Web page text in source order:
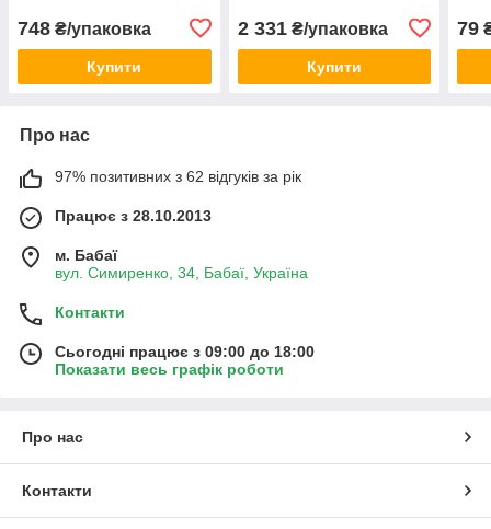
748 ₴/упаковка
Купити
2 331₴/упаковка
Купити
79
Про нас
97% позитивних з 62 відгуків за рік
Працює з 28.10.2013
м. Бабаї
вул. Симиренко, 34, Бабаї, Україна
Контакти
Сьогодні працює з 09:00 до 18:00
Показати весь графік роботи
Про нас
Контакти